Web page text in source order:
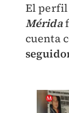
El
Mérida
cuenta